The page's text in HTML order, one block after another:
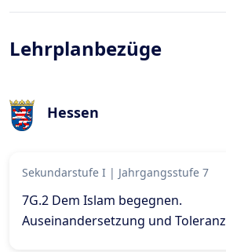
Lehrplanbezüge
Hessen
Sekundarstufe I | Jahrgangsstufe 7
7G.2 Dem Islam begegnen.
Auseinandersetzung und Toleranz